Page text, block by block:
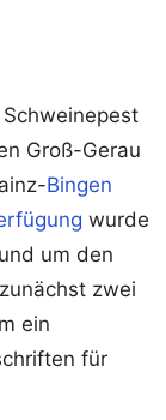
Groß-Gerau
Bingen
wurde
um den
zwei
ein
für